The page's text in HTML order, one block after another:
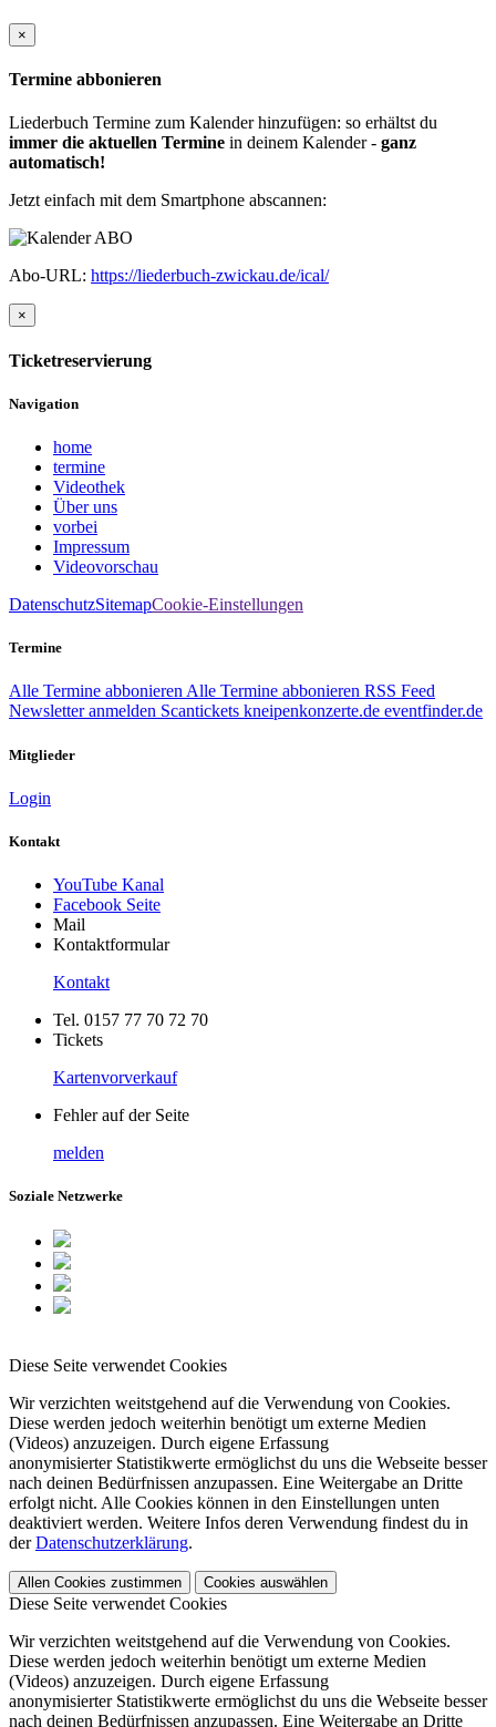
×
Termine abbonieren
Liederbuch Termine zum Kalender hinzufügen: so erhältst du
immer die aktuellen Termine in deinem Kalender - ganz
automatisch!
Jetzt einfach mit dem Smartphone abscannen:
Abo-URL: https://liederbuch-zwickau.de/ical/
×
Ticketreservierung
Navigation
home
termine
Videothek
Über uns
vorbei
Impressum
Videovorschau
DatenschutzSitemapCookie-Einstellungen
Termine
Alle Termine abbonieren Alle Termine abbonieren RSS Feed
Newsletter anmelden Scantickets kneipenkonzerte.de eventfinder.de
Mitglieder
Login
Kontakt
YouTube Kanal
Facebook Seite
Mail
Kontaktformular
Kontakt
Tel. 0157 77 70 72 70
Tickets
Kartenvorverkauf
Fehler auf der Seite
melden
Soziale Netzwerke
Diese Seite verwendet Cookies
Wir verzichten weitstgehend auf die Verwendung von Cookies.
Diese werden jedoch weiterhin benötigt um externe Medien
(Videos) anzuzeigen. Durch eigene Erfassung
anonymisierter Statistikwerte ermöglichst du uns die Webseite besser
nach deinen Bedürfnissen anzupassen. Eine Weitergabe an Dritte
erfolgt nicht. Alle Cookies können in den Einstellungen unten
deaktiviert werden. Weitere Infos deren Verwendung findest du in
derDatenschutzerklärung.
Allen Cookies zustimmen Cookies auswählen
Diese Seite verwendet Cookies
Wir verzichten weitstgehend auf die Verwendung von Cookies.
Diese werden jedoch weiterhin benötigt um externe Medien
(Videos) anzuzeigen. Durch eigene Erfassung
anonymisierter Statistikwerte ermöglichst du uns die Webseite besser
nach deinen Bedürfnissen anzupassen. Eine Weitergabe an Dritte